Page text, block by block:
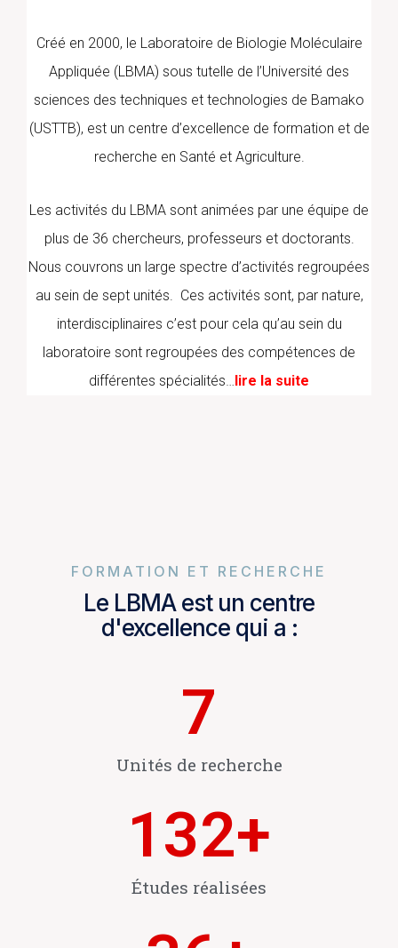
Créé en 2000, le Laboratoire de Biologie Moléculaire
Appliquée (LBMA) sous tutelle de l’Université des
sciences des techniques et technologies de Bamako
(USTTB), est un centre d’excellence de formation et de
recherche en Santé et Agriculture.
Les activités du LBMA sont animées par une équipe de
plus de 36 chercheurs, professeurs et doctorants.
Nous couvrons un large spectre d’activités regroupées
au sein de sept unités. Ces activités sont, par nature,
interdisciplinaires c’est pour cela qu’au sein du
laboratoire sont regroupées des compétences de
différentes spécialités… lire la suite
FORMATION ET RECHERCHE
Le LBMA est un centre
d'excellence qui a :
7
Unités de recherche
132+
Études réalisées